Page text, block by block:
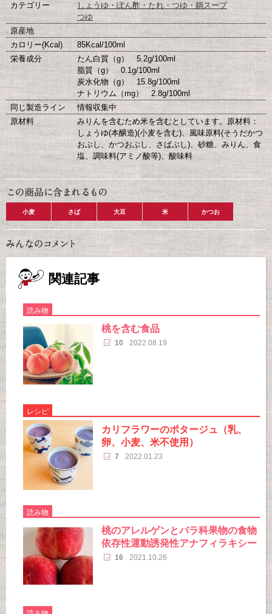
カテゴリー
しょうゆ・ぽん酢・たれ・つゆ・鍋スープ
つゆ
原産地
カロリー(Kcal)
85Kcal/100ml
栄養成分
たん白質（g） 5.2g/100ml
脂質（g） 0.1g/100ml
炭水化物（g） 15.8g/100ml
ナトリウム（mg） 2.8g/100ml
同じ製造ライン
情報収集中
原材料
みりんを含むため米を含むとしています。原材料：
しょうゆ(本醸造)(小麦を含む)、風味原料(そうだかつ
おぶし、かつおぶし、さばぶし)、砂糖、みりん、食
塩、調味料(アミノ酸等)、酸味料
小麦 さば 大豆 米 かつお
関連記事
読み物
桃を含む食品
10 2022.08.19
レシピ
カリフラワーのポタージュ（乳、
卵、小麦、米不使用）
7 2022.01.23
読み物
桃のアレルゲンとバラ科果物の食物
依存性運動誘発性アナフィラキシー
16 2021.10.26